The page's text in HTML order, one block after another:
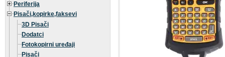
Periferija
Pisači,kopirke,faksevi
3D Pisači
Dodatci
Fotokopirni uređaji
Pisači